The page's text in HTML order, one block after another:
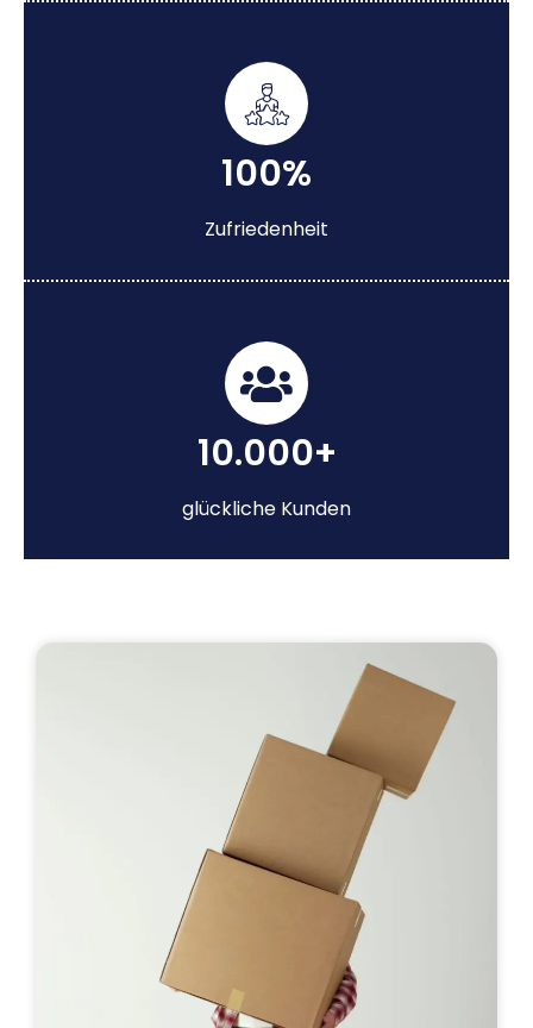
100%
Zufriedenheit
10.000+
glückliche Kunden